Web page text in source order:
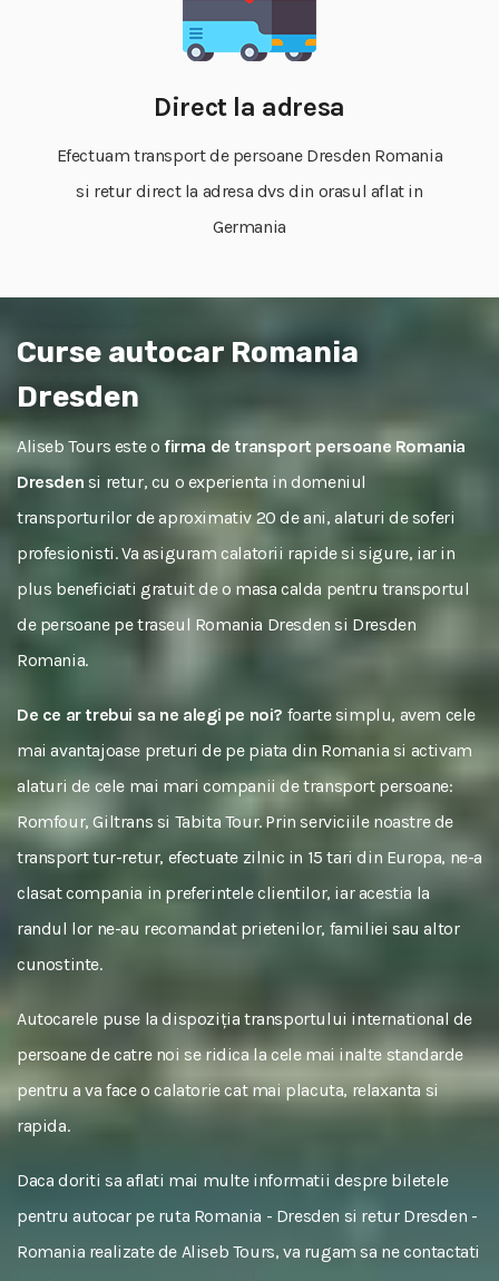
Direct la adresa
Efectuam transport de persoane Dresden Romania
si retur direct la adresa dvs din orasul aflat in
Germania
Curse autocar Romania
Dresden
Aliseb Tours este o firma de transport persoane Romania
Dresden si retur, cu o experienta in domeniul
transporturilor de aproximativ 20 de ani, alaturi de soferi
profesionisti. Va asiguram calatorii rapide si sigure, iar in
plus beneficiati gratuit de o masa calda pentru transportul
de persoane pe traseul Romania Dresden si Dresden
Romania.
De ce ar trebui sa ne alegi pe noi? foarte simplu, avem cele
mai avantajoase preturi de pe piata din Romania si activam
alaturi de cele mai mari companii de transport persoane:
Romfour, Giltrans si Tabita Tour. Prin serviciile noastre de
transport tur-retur, efectuate zilnic in 15 tari din Europa, ne-a
clasat compania in preferintele clientilor, iar acestia la
randul lor ne-au recomandat prietenilor, familiei sau altor
cunostinte.
Autocarele puse la dispoziția transportului international de
persoane de catre noi se ridica la cele mai inalte standarde
pentru a va face o calatorie cat mai placuta, relaxanta si
rapida.
Daca doriti sa aflati mai multe informatii despre biletele
pentru autocar pe ruta Romania - Dresden si retur Dresden -
Romania realizate de Aliseb Tours, va rugam sa ne contactati